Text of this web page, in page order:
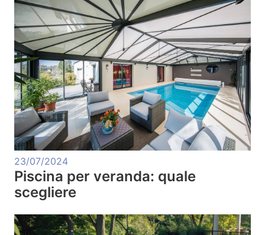
23/07/2024
Piscina per veranda: quale
scegliere